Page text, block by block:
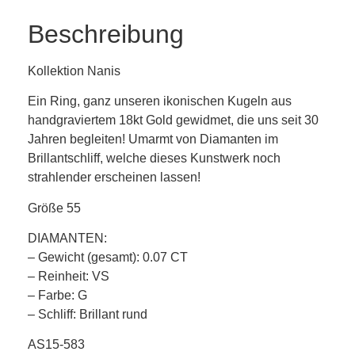
Beschreibung
Kollektion Nanis
Ein Ring, ganz unseren ikonischen Kugeln aus
handgraviertem 18kt Gold gewidmet, die uns seit 30
Jahren begleiten! Umarmt von Diamanten im
Brillantschliff, welche dieses Kunstwerk noch
strahlender erscheinen lassen!
Größe 55
DIAMANTEN:
– Gewicht (gesamt): 0.07 CT
– Reinheit: VS
– Farbe: G
– Schliff: Brillant rund
AS15-583